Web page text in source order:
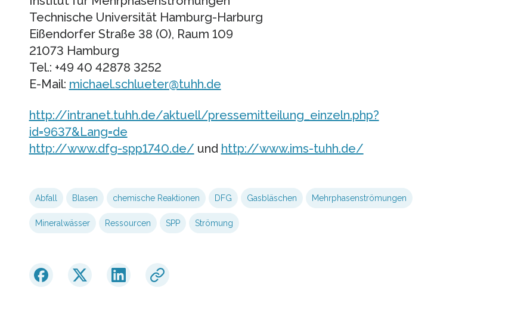
Technische Universität Hamburg-Harburg
Eißendorfer Straße 38 (O), Raum 109
21073 Hamburg
Tel.: +49 40 42878 3252
E-Mail: michael.schlueter@tuhh.de
http://intranet.tuhh.de/aktuell/pressemitteilung_einzeln.php?
id=9637&Lang=de
http://www.dfg-spp1740.de/ und http://www.ims-tuhh.de/
Abfall Blasen chemische Reaktionen DFG Gasbläschen Mehrphasenströmungen
Mineralwässer Ressourcen SPP Strömung